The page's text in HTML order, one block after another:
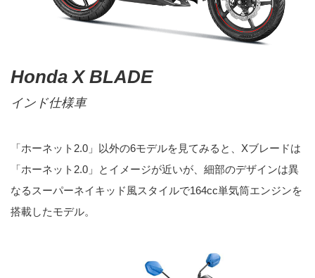
Honda X BLADE
インド仕様車
「ホーネット2.0」以外の6モデルを見てみると、Xブレードは
「ホーネット2.0」とイメージが近いが、細部のデザインは異
なるスーパーネイキッド風スタイルで164cc単気筒エンジンを
搭載したモデル。